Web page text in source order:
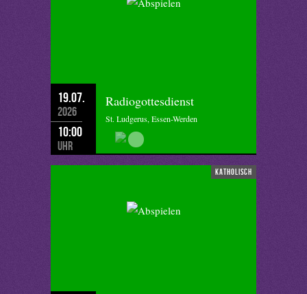
19.07.
2026
10:00
Uhr
Radiogottesdienst
St. Ludgerus, Essen-Werden
katholisch